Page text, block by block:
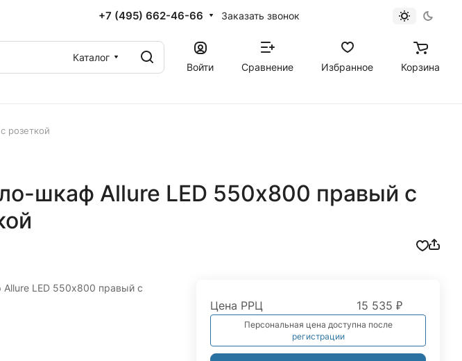
+7 (495) 662-46-66 Заказать звонок
Каталог
Войти
Сравнение Избранное Корзина
розеткой
шкаф Allure LED 550х800 правый с
LED 550х800 правый с
Цена РРЦ 15 535 ₽
Персональная цена доступна после
регистрации